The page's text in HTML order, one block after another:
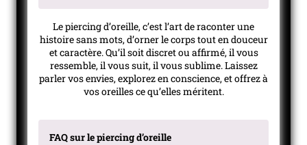
Le piercing d’oreille, c’est l’art de raconter une
histoire sans mots, d’orner le corps tout en douceur
et caractère. Qu’il soit discret ou affirmé, il vous
ressemble, il vous suit, il vous sublime. Laissez
parler vos envies, explorez en conscience, et offrez à
vos oreilles ce qu’elles méritent.
FAQ sur le piercing d’oreille